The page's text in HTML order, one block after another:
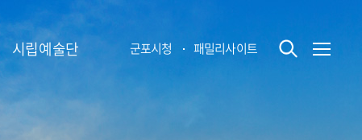
시립예술단 군포시청 패밀리사이트